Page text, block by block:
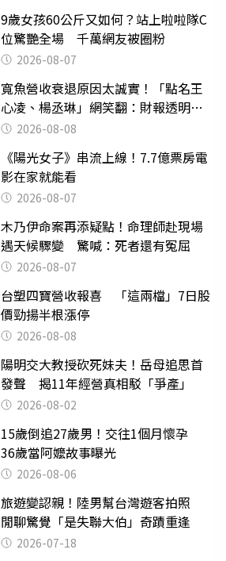
9歲女孩60公斤又如何？站上啦啦隊C
位驚艷全場 千萬網友被圈粉
2026-08-07
寬魚營收衰退原因太誠實！「點名王
心凌、楊丞琳」網笑翻：財報透明度
滿分2026-08-08
《陽光女子》串流上線！7.7億票房電
影在家就能看
2026-08-07
木乃伊命案再添疑點！命理師赴現場
遇天候驟變 驚喊：死者還有冤屈
2026-08-07
台塑四寶營收報喜 「這兩檔」7日股
價勁揚半根漲停
2026-08-08
陽明交大教授砍死妹夫！岳母追思首
發聲 揭11年經營真相駁「爭產」
2026-08-02
15歲倒追27歲男！交往1個月懷孕
36歲當阿嬤故事曝光
2026-08-06
旅遊變認親！陸男幫台灣遊客拍照
閒聊驚覺「是失聯大伯」奇蹟重逢
2026-07-18